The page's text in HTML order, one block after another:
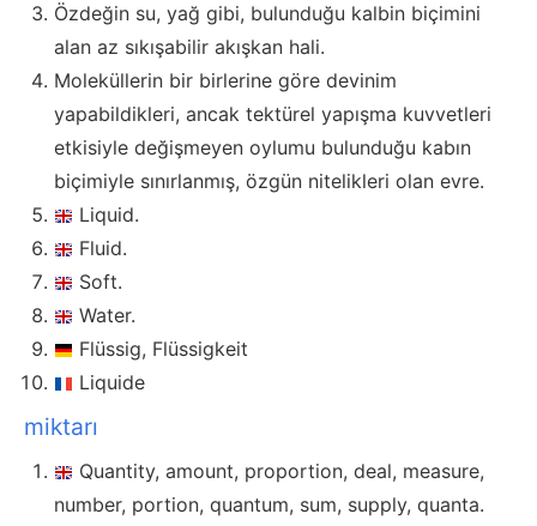
Özdeğin su, yağ gibi, bulunduğu kalbin biçimini
alan az sıkışabilir akışkan hali.
Moleküllerin bir birlerine göre devinim
yapabildikleri, ancak tektürel yapışma kuvvetleri
etkisiyle değişmeyen oylumu bulunduğu kabın
biçimiyle sınırlanmış, özgün nitelikleri olan evre.
Liquid.
Fluid.
Soft.
Water.
Flüssig, Flüssigkeit
Liquide
miktarı
Quantity, amount, proportion, deal, measure,
number, portion, quantum, sum, supply, quanta.